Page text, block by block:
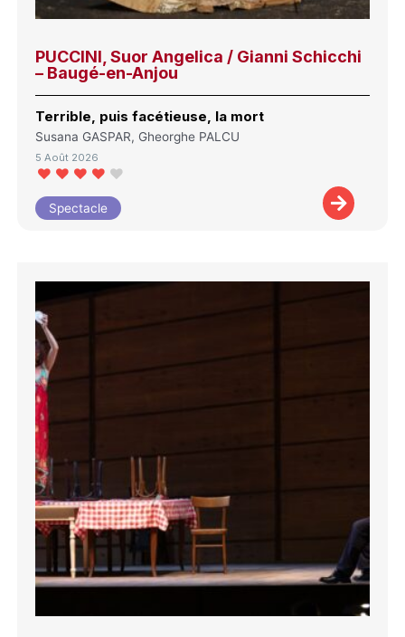
PUCCINI, Suor Angelica / Gianni Schicchi
– Baugé-en-Anjou
Terrible, puis facétieuse, la mort
Susana GASPAR, Gheorghe PALCU
5 Août 2026
Spectacle